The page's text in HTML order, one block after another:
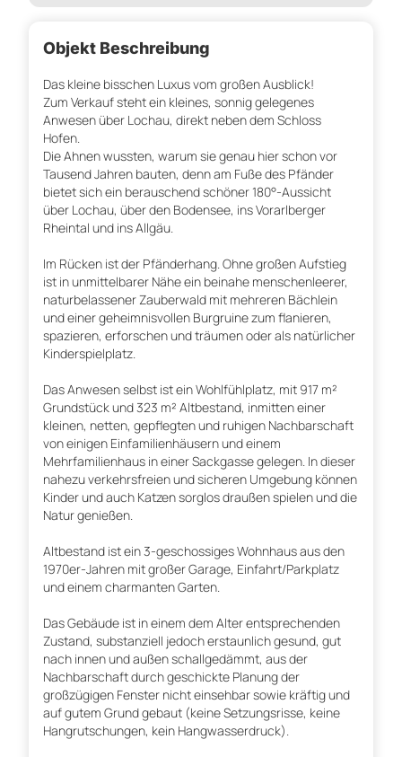
Objekt Beschreibung
Das kleine bisschen Luxus vom großen Ausblick!
Zum Verkauf steht ein kleines, sonnig gelegenes
Anwesen über Lochau, direkt neben dem Schloss
Hofen.
Die Ahnen wussten, warum sie genau hier schon vor
Tausend Jahren bauten, denn am Fuße des Pfänder
bietet sich ein berauschend schöner 180°-Aussicht
über Lochau, über den Bodensee, ins Vorarlberger
Rheintal und ins Allgäu.
Im Rücken ist der Pfänderhang. Ohne großen Aufstieg
ist in unmittelbarer Nähe ein beinahe menschenleerer,
naturbelassener Zauberwald mit mehreren Bächlein
und einer geheimnisvollen Burgruine zum flanieren,
spazieren, erforschen und träumen oder als natürlicher
Kinderspielplatz.
Das Anwesen selbst ist ein Wohlfühlplatz, mit 917 m²
Grundstück und 323 m² Altbestand, inmitten einer
kleinen, netten, gepflegten und ruhigen Nachbarschaft
von einigen Einfamilienhäusern und einem
Mehrfamilienhaus in einer Sackgasse gelegen. In dieser
nahezu verkehrsfreien und sicheren Umgebung können
Kinder und auch Katzen sorglos draußen spielen und die
Natur genießen.
Altbestand ist ein 3-geschossiges Wohnhaus aus den
1970er-Jahren mit großer Garage, Einfahrt/Parkplatz
und einem charmanten Garten.
Das Gebäude ist in einem dem Alter entsprechenden
Zustand, substanziell jedoch erstaunlich gesund, gut
nach innen und außen schallgedämmt, aus der
Nachbarschaft durch geschickte Planung der
großzügigen Fenster nicht einsehbar sowie kräftig und
auf gutem Grund gebaut (keine Setzungsrisse, keine
Hangrutschungen, kein Hangwasserdruck).